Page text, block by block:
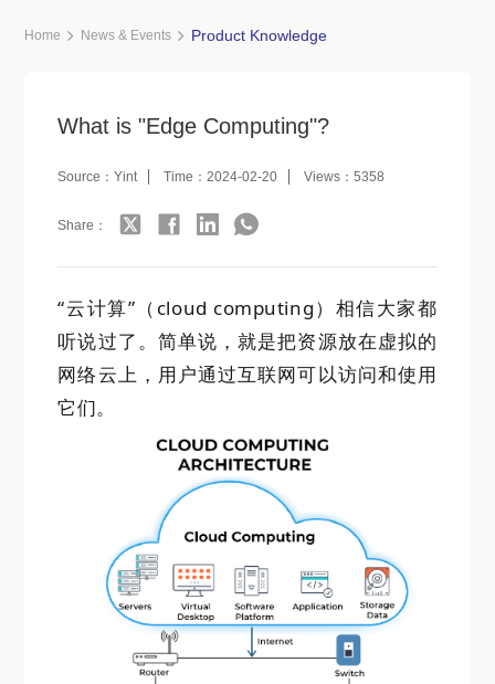
Home News & Events Product Knowledge
What is "Edge Computing"?
Source：Yint Time：2024-02-20 Views：5358
Share：
“云计算”（cloud computing）相信大家都
听说过了。简单说，就是把资源放在虚拟的
网络云上，用户通过互联网可以访问和使用
它们。